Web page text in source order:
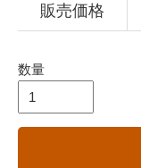
販売価格
数量